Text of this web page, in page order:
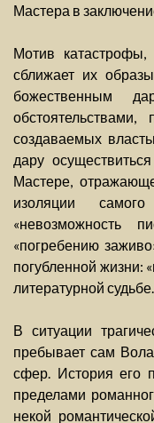
Мастера в
Мотив
сближает их
божественным
создаваемых
дару
Мастере,
изоляции
«невозможность
«погребению
погубленной жизни:
литературной
В ситуации
пребывает сам
сфер. История его
пределами
некой